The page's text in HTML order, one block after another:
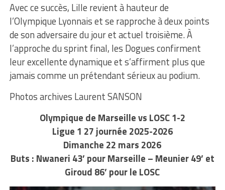
Avec ce succès, Lille revient à hauteur de
l’Olympique Lyonnais et se rapproche à deux points
de son adversaire du jour et actuel troisième. À
l’approche du sprint final, les Dogues confirment
leur excellente dynamique et s’affirment plus que
jamais comme un prétendant sérieux au podium.
Photos archives Laurent SANSON
Olympique de Marseille vs LOSC 1-2
Ligue 1 27 journée 2025-2026
Dimanche 22 mars 2026
Buts : Nwaneri 43’ pour Marseille – Meunier 49’ et
Giroud 86’ pour le LOSC